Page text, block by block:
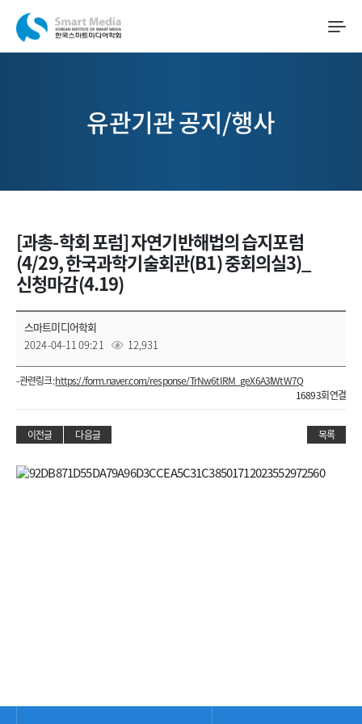
유관기관 공지/행사
[과총-학회 포럼] 자연기반해법의 습지포럼
(4/29, 한국과학기술회관(B1) 중회의실3)_
신청마감(4.19)
스마트미디어학회
2024-04-11 09:21
12,931
- 관련링크 :https://form.naver.com/response/TrNw6tIRM_geX6A3lWtW7Q
16893회 연결
이전글 다음글 목록